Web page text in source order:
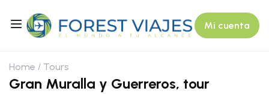
Mi cuenta
Home Tours
Gran Muralla y Guerreros, tour